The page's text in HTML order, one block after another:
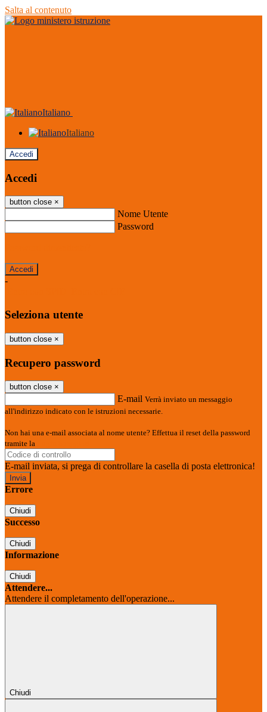
Salta al contenuto
Italiano
Italiano
Accedi
Accedi
button close ×
Nome Utente
Password
-
Seleziona utente
button close ×
Recupero password
button close ×
E-mail Verrà inviato un messaggio
all'indirizzo indicato con le istruzioni necessarie.
Non hai una e-mail associata al nome utente? Effettua il reset della password
tramite la
E-mail inviata, si prega di controllare la casella di posta elettronica!
Errore
Chiudi
Successo
Chiudi
Informazione
Chiudi
Attendere...
Attendere il completamento dell'operazione...
Chiudi